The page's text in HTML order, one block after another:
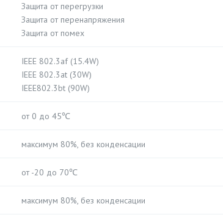
Защита от перегрузки
Защита от перенапряжения
Защита от помех
IEEE 802.3af (15.4W)
IEEE 802.3at (30W)
IEEE802.3bt (90W)
от 0 до 45℃
максимум 80%, без конденсации
от -20 до 70℃
максимум 80%, без конденсации